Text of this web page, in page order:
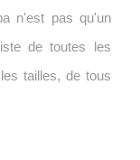
n'est pas qu'un
de toutes les
tailles, de tous